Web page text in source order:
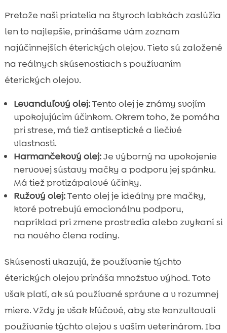
Pretože naši priatelia na štyroch labkách zaslúžia
len to najlepšie, prinášame vám zoznam
najúčinnejších éterických olejov. Tieto sú založené
na reálnych skúsenostiach s používaním
éterických olejov.
Levanduľový olej:Tento olej je známy svojím
upokojujúcim účinkom. Okrem toho, že pomáha
pri strese, má tiež antiseptické a liečivé
vlastnosti.
Harmančekový olej:Je výborný na upokojenie
nervovej sústavy mačky a podporu jej spánku.
Má tiež protizápalové účinky.
Ružový olej:Tento olej je ideálny pre mačky,
ktoré potrebujú emocionálnu podporu,
napríklad pri zmene prostredia alebo zvykaní si
na nového člena rodiny.
Skúsenosti ukazujú, že používanie týchto
éterických olejov prináša množstvo výhod. Toto
však platí, ak sú používané správne a v rozumnej
miere. Vždy je však kľúčové, aby ste konzultovali
používanie týchto olejov s vaším veterinárom. Iba